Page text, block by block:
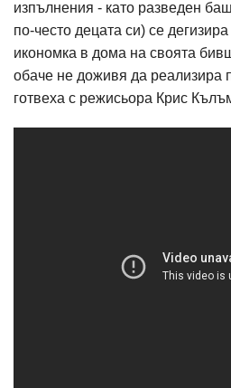
изпълнения - като разведен
по-често децата си) се
икономка в дома на своята
обаче не доживя да реализира
готвеха с режисьора Крис